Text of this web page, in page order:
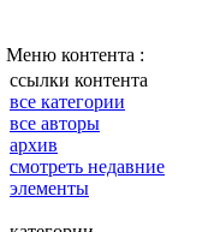
Меню контента :
ссылки контента
все категории
все авторы
архив
смотреть недавние
элементы